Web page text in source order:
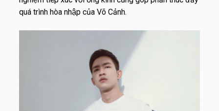
quá trình hòa nhập của Võ Cảnh.